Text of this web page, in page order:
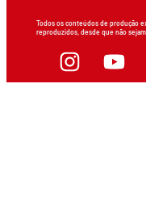
Todos os conteúdos de produção
reproduzidos, desde que não